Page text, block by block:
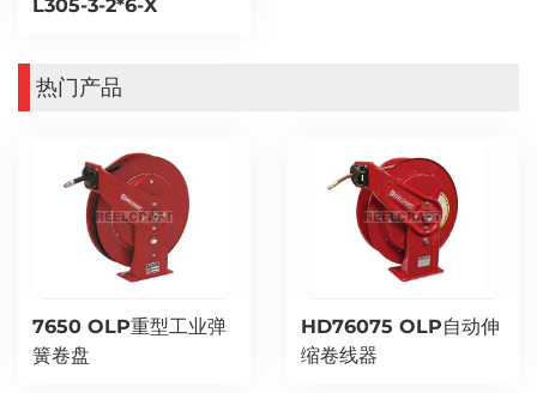
L305-3-2*6-X
热门产品
7650 OLP重型工业弹
簧卷盘
HD76075 OLP自动伸
缩卷线器